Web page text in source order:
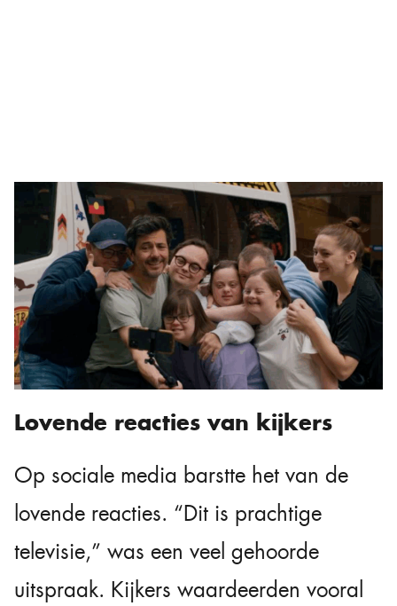
Lovende reacties van kijkers
Op sociale media barstte het van de
lovende reacties. “Dit is prachtige
televisie,” was een veel gehoorde
uitspraak. Kijkers waardeerden vooral